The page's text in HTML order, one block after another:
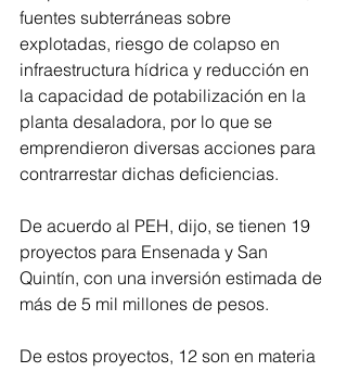
fuentes subterráneas sobre
explotadas, riesgo de colapso en
infraestructura hídrica y reducción en
la capacidad de potabilización en la
planta desaladora, por lo que se
emprendieron diversas acciones para
contrarrestar dichas deficiencias.
De acuerdo al PEH, dijo, se tienen 19
proyectos para Ensenada y San
Quintín, con una inversión estimada de
más de 5 mil millones de pesos.
De estos proyectos, 12 son en materia